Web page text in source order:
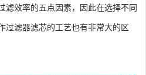
滤效率的五点因素，因此在选择不同
过滤器滤芯的工艺也有非常大的区